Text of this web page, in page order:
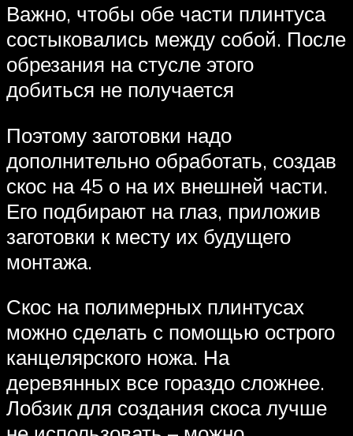
Важно, чтобы обе части плинтуса
состыковались между собой. После
обрезания на стусле этого
добиться не получается
Поэтому заготовки надо
дополнительно обработать, создав
скос на 45 о на их внешней части.
Его подбирают на глаз, приложив
заготовки к месту их будущего
монтажа.
Скос на полимерных плинтусах
можно сделать с помощью острого
канцелярского ножа. На
деревянных все гораздо сложнее.
Лобзик для создания скоса лучше